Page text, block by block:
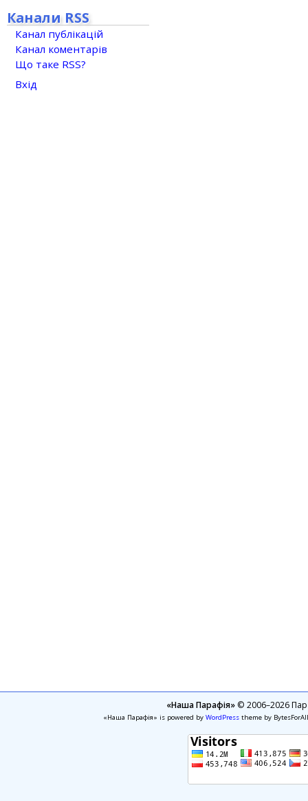
Канали RSS
Канал публікацій
Канал коментарів
Що таке RSS?
Вхід
«Наша Парафія»© 2006–2026
«Наша Парафія» is powered by WordPresstheme by